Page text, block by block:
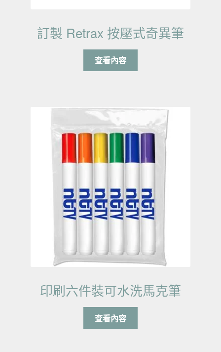
訂製 Retrax 按壓式奇異筆
查看內容
印刷六件裝可水洗馬克筆
查看內容